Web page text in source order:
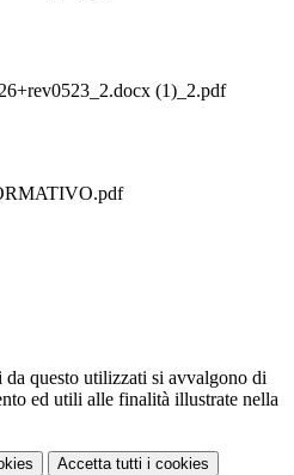
(1)_2.pdf
questo utilizzati si avvalgono di
ed utili alle finalità illustrate nella
Accetta tutti i cookies